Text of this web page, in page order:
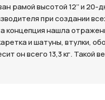
рамой высотой 12’’ и
при создании
нашла
и шатуны, втулки,
он всего 13,3 кг. Такой